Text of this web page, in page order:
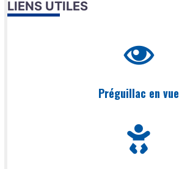
LIENS UTILES
Préguillac en vue